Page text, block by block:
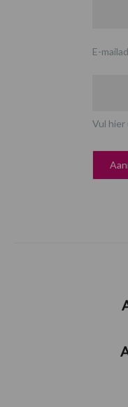
E-
Vul hier